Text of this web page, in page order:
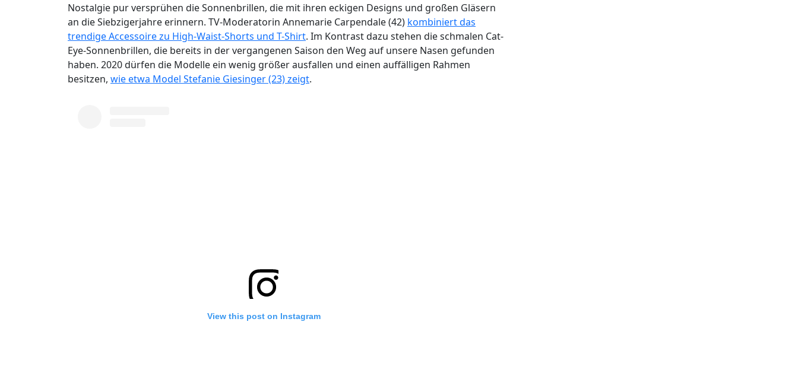
Nostalgie pur versprühen die Sonnenbrillen, die mit ihren eckigen Designs und großen Gläsern
an die Siebzigerjahre erinnern. TV-Moderatorin Annemarie Carpendale (42) kombiniert das
trendige Accessoire zu High-Waist-Shorts und T-Shirt. Im Kontrast dazu stehen die schmalen Cat-
Eye-Sonnenbrillen, die bereits in der vergangenen Saison den Weg auf unsere Nasen gefunden
haben. 2020 dürfen die Modelle ein wenig größer ausfallen und einen auffälligen Rahmen
besitzen, wie etwa Model Stefanie Giesinger (23) zeigt.
View this post on Instagram